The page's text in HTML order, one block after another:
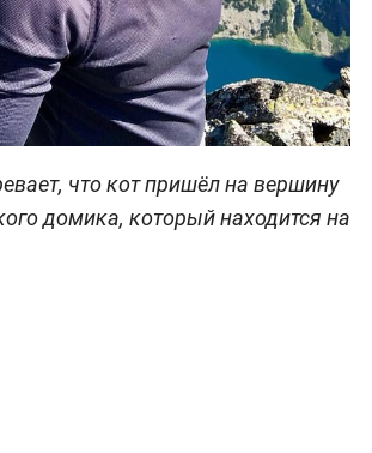
что кот пришёл на вершину
домика, который находится на